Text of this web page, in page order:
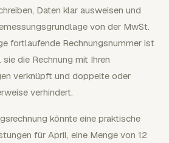
Daten klar ausweisen und
von der MwSt.
fortlaufende Rechnungsnummer ist
die Rechnung mit Ihren
verknüpft und doppelte oder
verhindert.
könnte eine praktische
für April, eine Menge von 12